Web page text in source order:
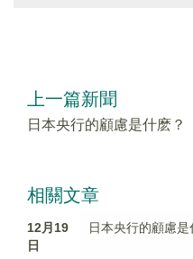
上一篇新聞
日本央行的顧慮是什麽？
相關文章
12月19
日
日本央行的顧慮是